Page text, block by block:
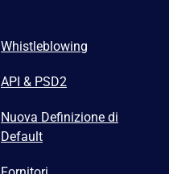
Whistleblowing
API & PSD2
Nuova Definizione di
Default